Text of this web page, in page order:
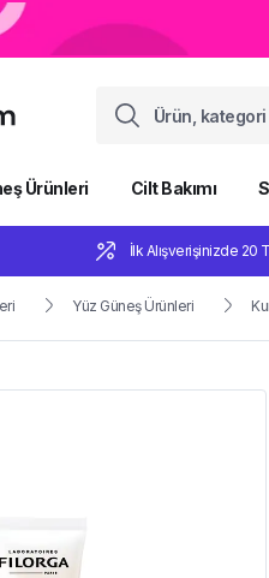
Ürünleri Cilt Bakımı
İlk Alışverişinizde 20
Yüz Güneş Ürünleri